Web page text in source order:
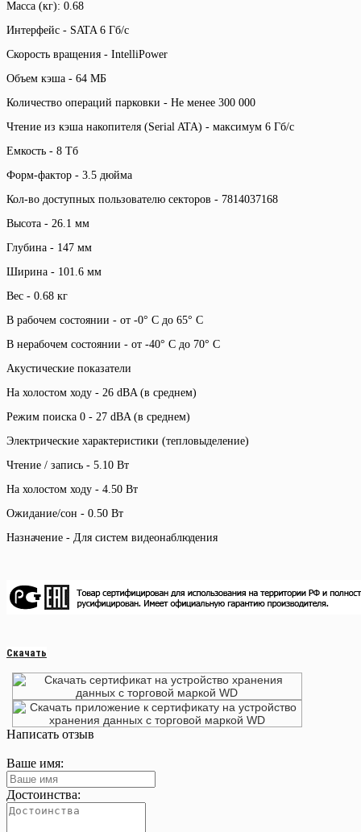
Масса (кг): 0.68
Интерфейс - SATA 6 Гб/с
Скорость вращения - IntelliPower
Объем кэша - 64 МБ
Количество операций парковки - Не менее 300 000
Чтение из кэша накопителя (Serial ATA) - максимум 6 Гб/с
Емкость - 8 Тб
Форм-фактор - 3.5 дюйма
Кол-во доступных пользователю секторов - 7814037168
Высота - 26.1 мм
Глубина - 147 мм
Ширина - 101.6 мм
Вес - 0.68 кг
В рабочем состоянии - от -0° C до 65° C
В нерабочем состоянии - от -40° C до 70° C
Акустические показатели
На холостом ходу - 26 dBA (в среднем)
Режим поиска 0 - 27 dBA (в среднем)
Электрические характеристики (тепловыделение)
Чтение / запись - 5.10 Вт
На холостом ходу - 4.50 Вт
Ожидание/сон - 0.50 Вт
Назначение - Для систем видеонаблюдения
Скачать
Написать отзыв
Ваше имя:
Достоинства: